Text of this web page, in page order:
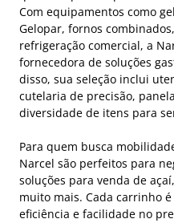
Com equipamentos como
Gelopar, fornos
refrigeração comercial, a
fornecedora de soluções
disso, sua seleção inclui
cutelaria de precisão,
diversidade de itens para
Para quem busca
Narcel são perfeitos para
soluções para venda de
muito mais. Cada carrinho
eficiência e facilidade no